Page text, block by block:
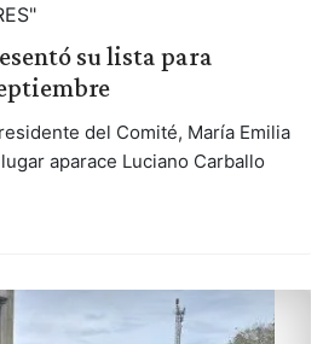
su lista para
del Comité, María Emilia
aparace Luciano Carballo